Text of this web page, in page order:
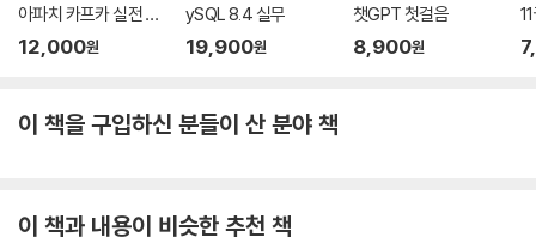
아파치 카프카 실전 활
용 사례
12,000원
ySQL 8.4 실무
19,900원
챗GPT 첫걸음
8,900원
기
이 책을 구입하신 분들이 산 분야 책
이 책과 내용이 비슷한 추천 책